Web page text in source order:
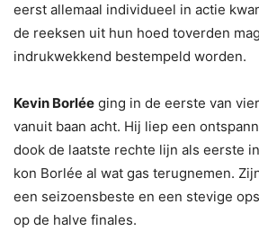
eerst allemaal individueel in actie
de reeksen uit hun hoed toverden
indrukwekkend bestempeld worden.
Kevin Borlée ging in de eerste van
vanuit baan acht. Hij liep een
dook de laatste rechte lijn als eerste
kon Borlée al wat gas terugnemen.
een seizoensbeste en een stevige
op de halve finales.